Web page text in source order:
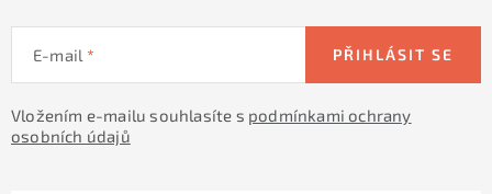
E-mail
Vložením e-mailu souhlasíte s podmínkami ochrany
osobních údajů
PŘIHLÁSIT SE